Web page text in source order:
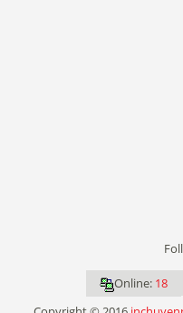
Online: 18